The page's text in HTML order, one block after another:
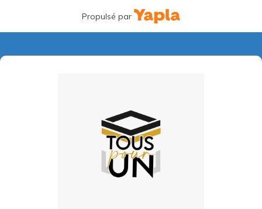
Propulsé par